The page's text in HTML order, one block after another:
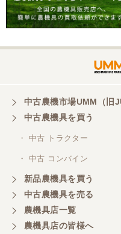
茨城県／A・M
中古農機市場UMM（旧
中古農機具を買う
・ 中古 トラクター
・ 中古 コンバイン
新品農機具を買う
中古農機具を売る
農機具店一覧
農機具店の皆様へ